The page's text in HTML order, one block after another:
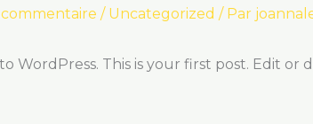
commentaire / Uncategorized / Par
WordPress. This is your first post. Edit or